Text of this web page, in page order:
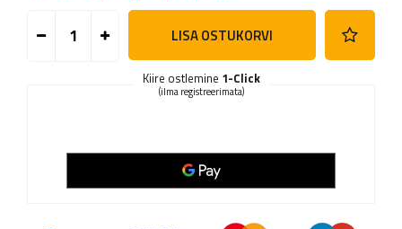
LISA OSTUKORVI
Kiire ostlemine 1-Click
(ilma registreerimata)